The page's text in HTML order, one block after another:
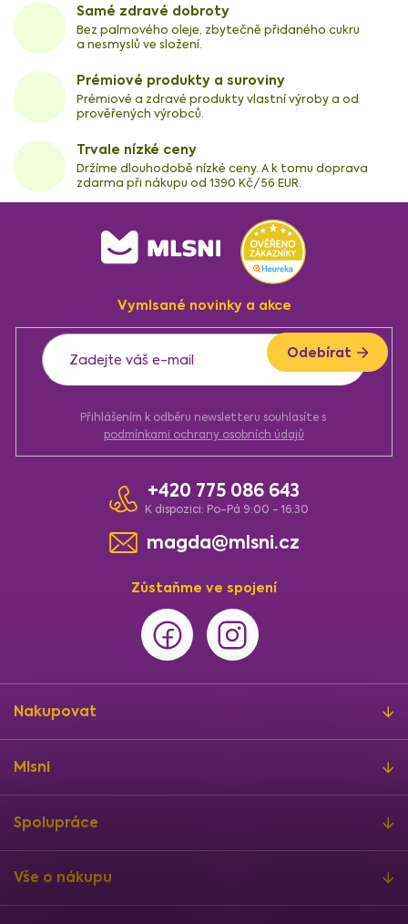
Samé zdravé dobroty
Bez palmového oleje, zbytečně přidaného cukru
a nesmyslů ve složení.
Prémiové produkty a suroviny
Prémiové a zdravé produkty vlastní výroby a od
prověřených výrobců.
Trvale nízké ceny
Držíme dlouhodobě nízké ceny. A k tomu doprava
zdarma při nákupu od 1390 Kč/56 EUR.
Vymlsané novinky a akce
Přihlášením k odběru newsletteru souhlasíte s
podmínkami ochrany osobních údajů
Odebírat
Zůstaňme ve spojení
+420 775 086 643
K dispozici: Po-Pá 9:00 - 16:30
magda@mlsni.cz
Nakupovat
Mlsni
Spolupráce
Vše o nákupu